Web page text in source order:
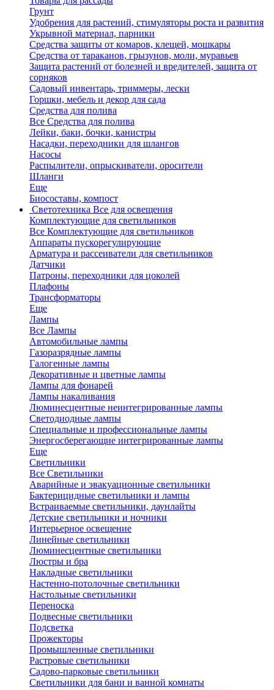
Грунт
Удобрения для растений, стимуляторы роста и развития
Укрывной материал, парники
Средства защиты от комаров, клещей, мошкары
Средства от тараканов, грызунов, моли, муравьев
Защита растений от болезней и вредителей, защита от
сорняков
Садовый инвентарь, триммеры, лески
Горшки, мебель и декор для сада
Средства для полива
Все Средства для полива
Лейки, баки, бочки, канистры
Насадки, переходники для шлангов
Насосы
Распылители, опрыскиватели, оросители
Шланги
Еще
Биосоставы, компост
Светотехника Все для освещения
Комплектующие для светильников
Все Комплектующие для светильников
Аппараты пускорегулирующие
Арматура и рассеиватели для светильников
Датчики
Патроны, переходники для цоколей
Плафоны
Трансформаторы
Еще
Лампы
Все Лампы
Автомобильные лампы
Газоразрядные лампы
Галогенные лампы
Декоративные и цветные лампы
Лампы для фонарей
Лампы накаливания
Люминесцентные неинтегрированные лампы
Светодиодные лампы
Специальные и профессиональные лампы
Энергосберегающие интегрированные лампы
Еще
Светильники
Все Светильники
Аварийные и эвакуационные светильники
Бактерицидные светильники и лампы
Встраиваемые светильники, даунлайты
Детские светильники и ночники
Интерьерное освещение
Линейные светильники
Люминесцентные светильники
Люстры и бра
Накладные светильники
Настенно-потолочные светильники
Настольные светильники
Переноска
Подвесные светильники
Подсветка
Прожекторы
Промышленные светильники
Растровые светильники
Садово-парковые светильники
Светильники для бани и ванной комнаты